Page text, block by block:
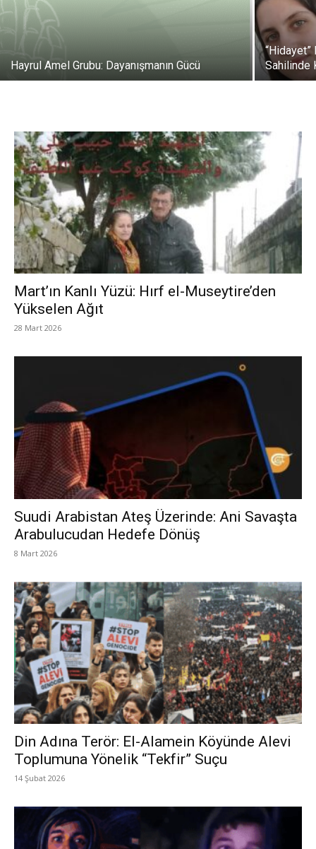
Hayrul Amel Grubu: Dayanışmanın Gücü
“Hidayet”
Sahilinde
Mart’ın Kanlı Yüzü: Hırf el-Museytire’den
Yükselen Ağıt
28 Mart 2026
Suudi Arabistan Ateş Üzerinde: Ani Savaşta
Arabulucudan Hedefe Dönüş
8 Mart 2026
Din Adına Terör: El-Alamein Köyünde Alevi
Toplumuna Yönelik “Tekfir” Suçu
14 Şubat 2026